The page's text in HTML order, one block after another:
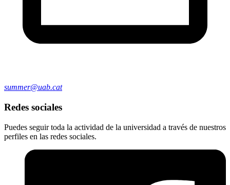
summer@uab.cat
Redes sociales
Puedes seguir toda la actividad de la universidad a través de nuestros
perfiles en las redes sociales.